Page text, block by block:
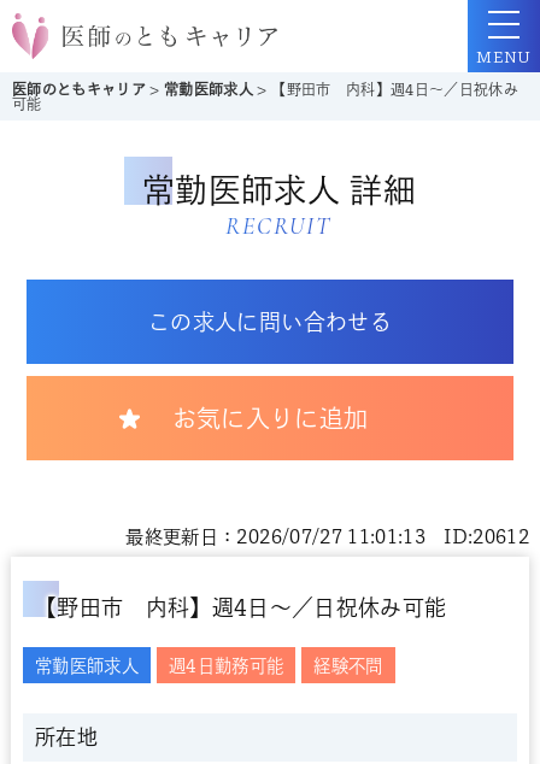
医師のともキャリア >常勤医師求人 >
【野田市 内科】週4日～／日祝休み
可能
MENU
常勤医師求人 詳細
RECRUIT
この求人に問い合わせる
お気に入りに追加
【野田市 内科】週4日～／日祝休み可能
最終更新日：2026/07/27 11:01:13 ID:20612
常勤医師求人 週4日勤務可能 経験不問
所在地